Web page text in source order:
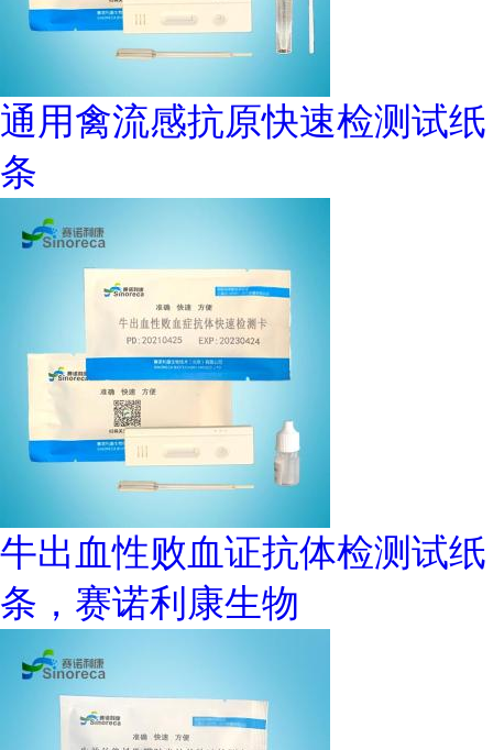
通用禽流感抗原快速检测试纸
条
牛出血性败血证抗体检测试纸
条，赛诺利康生物